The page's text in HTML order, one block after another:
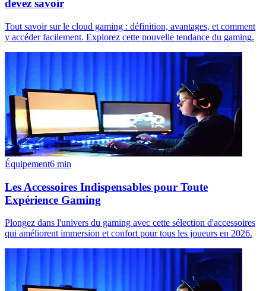
devez savoir
Tout savoir sur le cloud gaming : définition, avantages, et comment
y accéder facilement. Explorez cette nouvelle tendance du gaming.
Équipement6 min
Les Accessoires Indispensables pour Toute
Expérience Gaming
Plongez dans l'univers du gaming avec cette sélection d'accessoires
qui améliorent immersion et confort pour tous les joueurs en 2026.